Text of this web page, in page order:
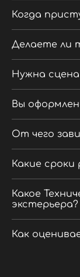
Когда
Делаете ли
Нужна
Вы
От чего
Какие
Какое
экстерьера?
Как